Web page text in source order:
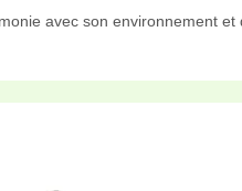
avec son environnement et